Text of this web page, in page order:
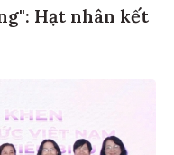
Hạt nhân kết